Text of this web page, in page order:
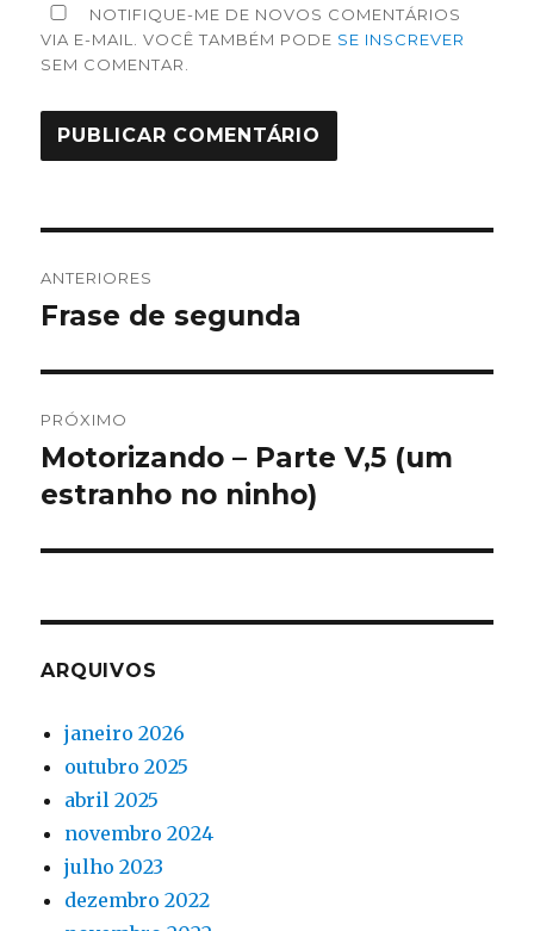
NOTIFIQUE-ME DE NOVOS COMENTÁRIOS
VIA E-MAIL. VOCÊ TAMBÉM PODE SE INSCREVER
SEM COMENTAR.
de
ANTERIORES
Post
Frase de segunda
PRÓXIMO
Próximo
post:
Motorizando – Parte V,5 (um
estranho no ninho)
ARQUIVOS
janeiro 2026
outubro 2025
abril 2025
novembro 2024
julho 2023
dezembro 2022